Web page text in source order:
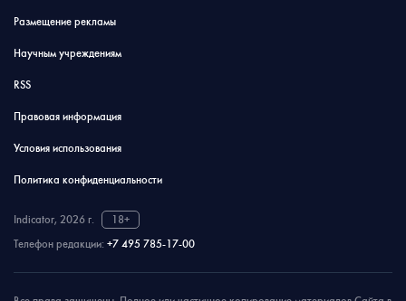
Размещение рекламы
Научным учреждениям
RSS
Правовая информация
Условия использования
Политика конфиденциальности
Indicator, 2026 г.
18+
Телефон редакции: +7 495 785-17-00